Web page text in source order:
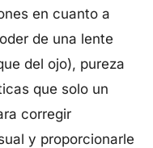
en cuanto a
de una lente
del ojo), pureza
que solo un
corregir
y proporcionarle